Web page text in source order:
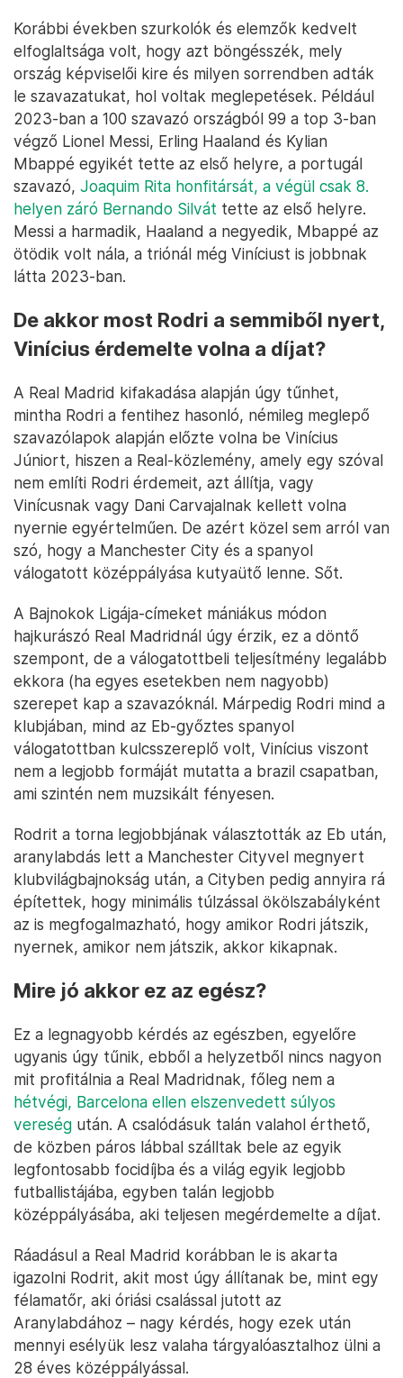
Korábbi években szurkolók és elemzők kedvelt
elfoglaltsága volt, hogy azt böngésszék, mely
ország képviselői kire és milyen sorrendben adták
le szavazatukat, hol voltak meglepetések. Például
2023-ban a 100 szavazó országból 99 a top 3-ban
végző Lionel Messi, Erling Haaland és Kylian
Mbappé egyikét tette az első helyre, a portugál
szavazó, Joaquim Rita honfitársát, a végül csak 8.
helyen záró Bernando Silvát tette az első helyre.
Messi a harmadik, Haaland a negyedik, Mbappé az
ötödik volt nála, a triónál még Viníciust is jobbnak
látta 2023-ban.
De akkor most Rodri a semmiből nyert,
Vinícius érdemelte volna a díjat?
A Real Madrid kifakadása alapján úgy tűnhet,
mintha Rodri a fentihez hasonló, némileg meglepő
szavazólapok alapján előzte volna be Vinícius
Júniort, hiszen a Real-közlemény, amely egy szóval
nem említi Rodri érdemeit, azt állítja, vagy
Vinícusnak vagy Dani Carvajalnak kellett volna
nyernie egyértelműen. De azért közel sem arról van
szó, hogy a Manchester City és a spanyol
válogatott középpályása kutyaütő lenne. Sőt.
A Bajnokok Ligája-címeket mániákus módon
hajkurászó Real Madridnál úgy érzik, ez a döntő
szempont, de a válogatottbeli teljesítmény legalább
ekkora (ha egyes esetekben nem nagyobb)
szerepet kap a szavazóknál. Márpedig Rodri mind a
klubjában, mind az Eb-győztes spanyol
válogatottban kulcsszereplő volt, Vinícius viszont
nem a legjobb formáját mutatta a brazil csapatban,
ami szintén nem muzsikált fényesen.
Rodrit a torna legjobbjának választották az Eb után,
aranylabdás lett a Manchester Cityvel megnyert
klubvilágbajnokság után, a Cityben pedig annyira rá
építettek, hogy minimális túlzással ökölszabályként
az is megfogalmazható, hogy amikor Rodri játszik,
nyernek, amikor nem játszik, akkor kikapnak.
Mire jó akkor ez az egész?
Ez a legnagyobb kérdés az egészben, egyelőre
ugyanis úgy tűnik, ebből a helyzetből nincs nagyon
mit profitálnia a Real Madridnak, főleg nem a
hétvégi, Barcelona ellen elszenvedett súlyos
vereség után. A csalódásuk talán valahol érthető,
de közben páros lábbal szálltak bele az egyik
legfontosabb focidíjba és a világ egyik legjobb
futballistájába, egyben talán legjobb
középpályásába, aki teljesen megérdemelte a díjat.
Ráadásul a Real Madrid korábban le is akarta
igazolni Rodrit, akit most úgy állítanak be, mint egy
félamatőr, aki óriási csalással jutott az
Aranylabdához – nagy kérdés, hogy ezek után
mennyi esélyük lesz valaha tárgyalóasztalhoz ülni a
28 éves középpályással.